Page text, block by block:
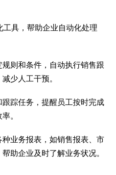
具，帮助企业自动化处理
规则和条件，自动执行销售跟
少人工干预。
跟踪任务，提醒员工按时完成
。
种业务报表，如销售报表、市
助企业及时了解业务状况。